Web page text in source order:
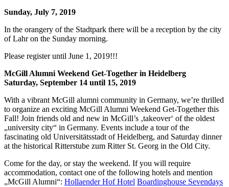
Sunday, July 7, 2019
In the orangery of the Stadtpark there will be a reception by the city
of Lahr on the Sunday morning.
Please register until June 1, 2019!!!
McGill Alumni Weekend Get-Together in Heidelberg
Saturday, September 14 until 15, 2019
With a vibrant McGill alumni community in Germany, we’re thrilled
to organize an exciting McGill Alumni Weekend Get-Together this
Fall! Join friends old and new in McGill’s ‚takeover‘ of the oldest
„university city“ in Germany. Events include a tour of the
fascinating old Universitätsstadt of Heidelberg, and Saturday dinner
at the historical Ritterstube zum Ritter St. Georg in the Old City.
Come for the day, or stay the weekend. If you will require
accommodation, contact one of the following hotels and mention
„McGill Alumni“: Hollaender Hof Hotel Boardinghouse Sevendays